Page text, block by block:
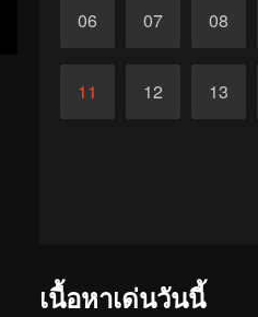
06 07 08
11 12 13
เนื้อหาเด่นวันนี้